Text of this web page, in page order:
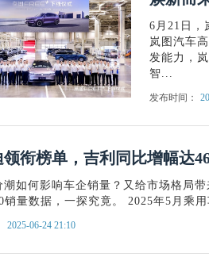
6月21日，
岚图汽车
发能力，
智...
发布时间：
领衔榜单，吉利同比增幅达
潮如何影响车企销量？又给市场格局
销量数据，一探究竟。 2025年5月乘
2025-06-24 21:10